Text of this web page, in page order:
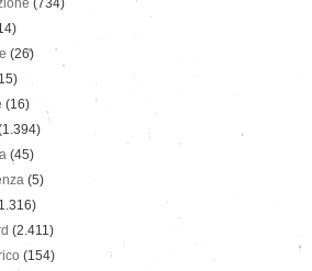
(734)
(26)
(16)
(45)
(5)
(2.411)
(154)